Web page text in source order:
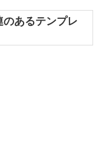
あるテンプレ